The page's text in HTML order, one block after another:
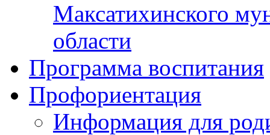
Максатихинского
области
Программа воспитания
Профориентация
Информация для